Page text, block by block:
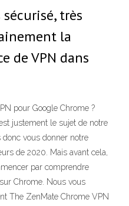
très
la
de VPN dans
pour Google Chrome ?
justement le sujet de notre
donc vous donner notre
de 2020. Mais avant cela,
par comprendre
Chrome. Nous vous
The ZenMate Chrome VPN